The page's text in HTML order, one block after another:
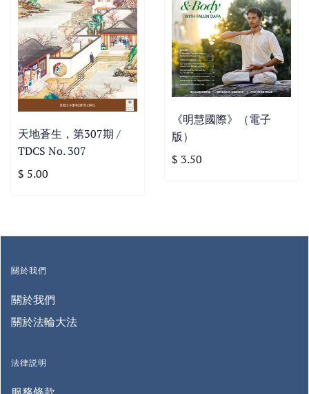
天地蒼生，第307期 /
TDCS No. 307
$ 5.00
《明慧國際》（電子
版）
$ 3.50
關於我們
關於我們
關於法輪大法
法律説明